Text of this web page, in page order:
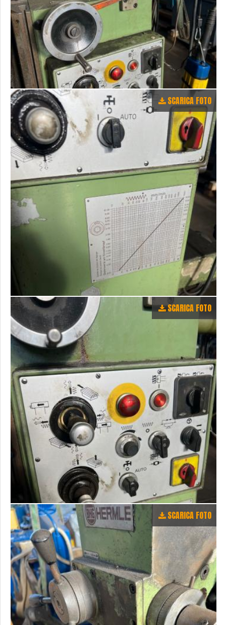
SCARICA FOTO
SCARICA FOTO
SCARICA FOTO